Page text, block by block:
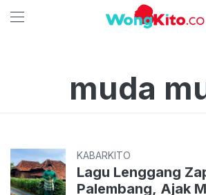
muda
KABARKITO
Lagu Lenggang Zapin
Palembang, Ajak